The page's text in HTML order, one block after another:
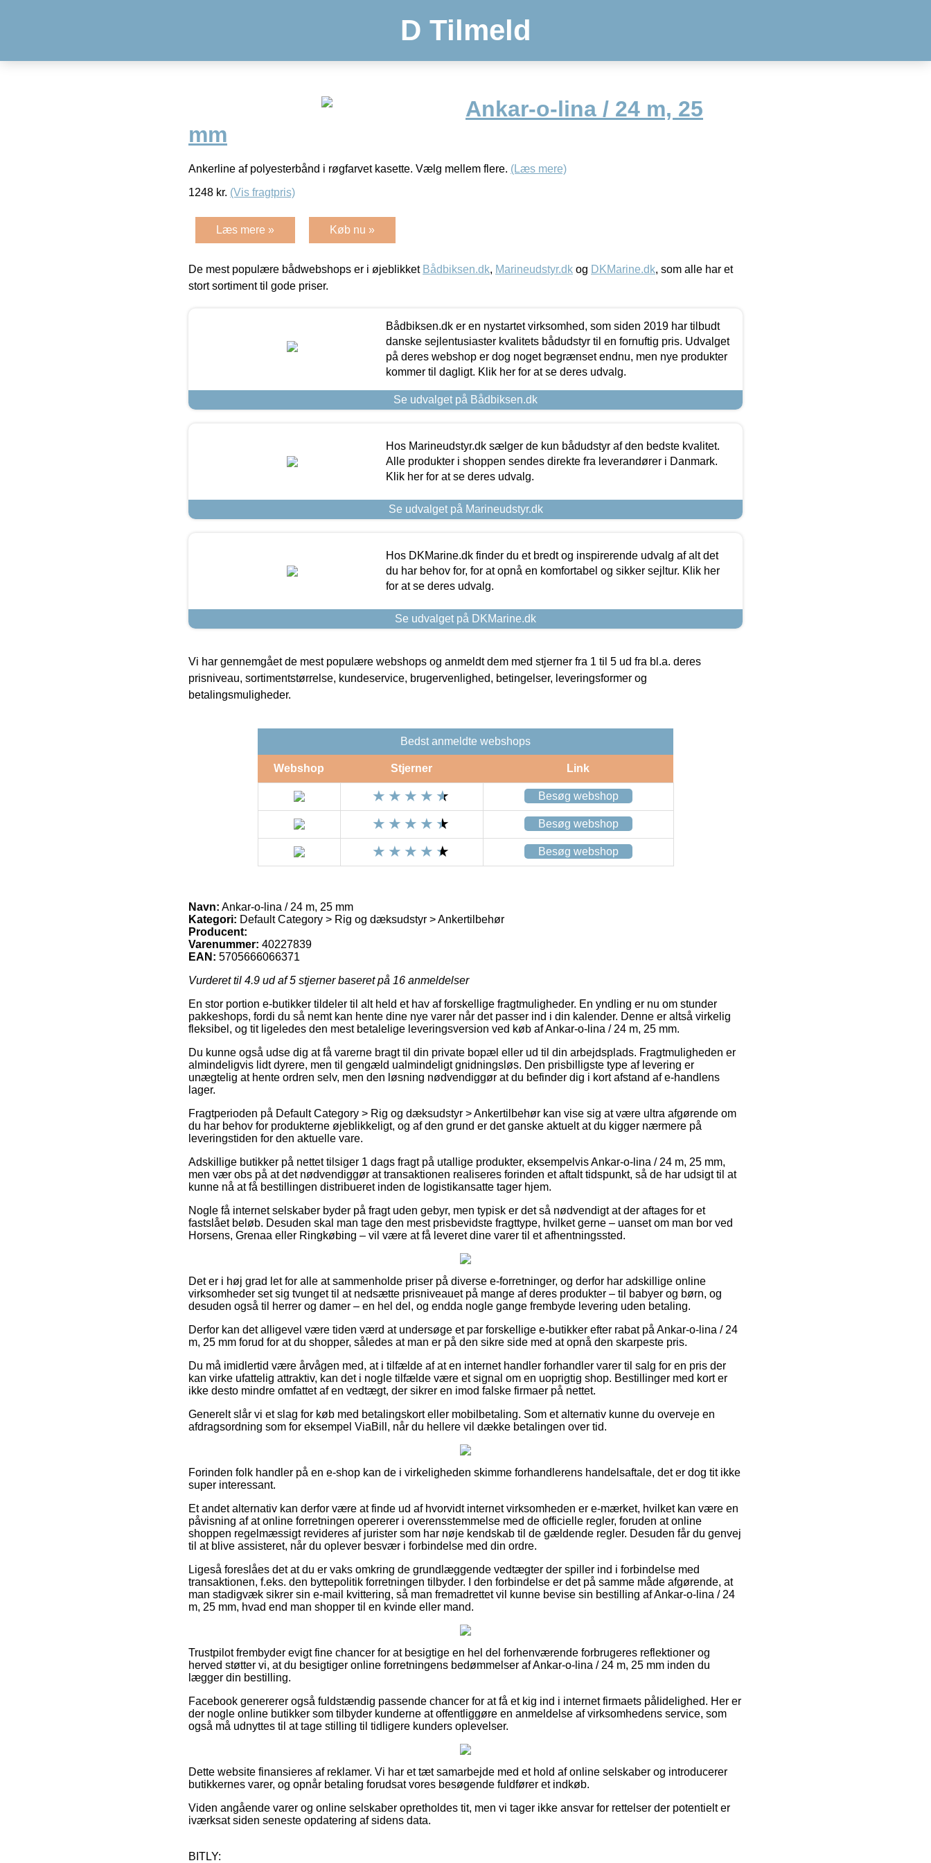
D Tilmeld
Ankar-o-lina / 24 m, 25
mm
Ankerline af polyesterbånd i røgfarvet kasette. Vælg mellem flere. (Læs mere)
1248 kr. (Vis fragtpris)
Læs mere » Køb nu »
De mest populære bådwebshops er i øjeblikket Bådbiksen.dk, Marineudstyr.dk og DKMarine.dk, som alle har et
stort sortiment til gode priser.
Bådbiksen.dk er en nystartet virksomhed, som siden 2019 har tilbudt
danske sejlentusiaster kvalitets bådudstyr til en fornuftig pris. Udvalget
på deres webshop er dog noget begrænset endnu, men nye produkter
kommer til dagligt. Klik her for at se deres udvalg.
Se udvalget på Bådbiksen.dk
Hos Marineudstyr.dk sælger de kun bådudstyr af den bedste kvalitet.
Alle produkter i shoppen sendes direkte fra leverandører i Danmark.
Klik her for at se deres udvalg.
Se udvalget på Marineudstyr.dk
Hos DKMarine.dk finder du et bredt og inspirerende udvalg af alt det
du har behov for, for at opnå en komfortabel og sikker sejltur. Klik her
for at se deres udvalg.
Se udvalget på DKMarine.dk
Vi har gennemgået de mest populære webshops og anmeldt dem med stjerner fra 1 til 5 ud fra bl.a. deres
prisniveau, sortimentstørrelse, kundeservice, brugervenlighed, betingelser, leveringsformer og
betalingsmuligheder.
Bedst anmeldte webshops
Webshop Stjerner Link
Besøg webshop
Besøg webshop
Besøg webshop
Navn: Ankar-o-lina / 24 m, 25 mm
Kategori: Default Category > Rig og dæksudstyr > Ankertilbehør
Producent:
Varenummer: 40227839
EAN: 5705666066371
Vurderet til 4.9 ud af 5 stjerner baseret på 16 anmeldelser
En stor portion e-butikker tildeler til alt held et hav af forskellige fragtmuligheder. En yndling er nu om stunder
pakkeshops, fordi du så nemt kan hente dine nye varer når det passer ind i din kalender. Denne er altså virkelig
fleksibel, og tit ligeledes den mest betalelige leveringsversion ved køb af Ankar-o-lina / 24 m, 25 mm.
Du kunne også udse dig at få varerne bragt til din private bopæl eller ud til din arbejdsplads. Fragtmuligheden er
almindeligvis lidt dyrere, men til gengæld ualmindeligt gnidningsløs. Den prisbilligste type af levering er
unægtelig at hente ordren selv, men den løsning nødvendiggør at du befinder dig i kort afstand af e-handlens
lager.
Fragtperioden på Default Category > Rig og dæksudstyr > Ankertilbehør kan vise sig at være ultra afgørende om
du har behov for produkterne øjeblikkeligt, og af den grund er det ganske aktuelt at du kigger nærmere på
leveringstiden for den aktuelle vare.
Adskillige butikker på nettet tilsiger 1 dags fragt på utallige produkter, eksempelvis Ankar-o-lina / 24 m, 25 mm,
men vær obs på at det nødvendiggør at transaktionen realiseres forinden et aftalt tidspunkt, så de har udsigt til at
kunne nå at få bestillingen distribueret inden de logistikansatte tager hjem.
Nogle få internet selskaber byder på fragt uden gebyr, men typisk er det så nødvendigt at der aftages for et
fastslået beløb. Desuden skal man tage den mest prisbevidste fragttype, hvilket gerne – uanset om man bor ved
Horsens, Grenaa eller Ringkøbing – vil være at få leveret dine varer til et afhentningssted.
Det er i høj grad let for alle at sammenholde priser på diverse e-forretninger, og derfor har adskillige online
virksomheder set sig tvunget til at nedsætte prisniveauet på mange af deres produkter – til babyer og børn, og
desuden også til herrer og damer – en hel del, og endda nogle gange frembyde levering uden betaling.
Derfor kan det alligevel være tiden værd at undersøge et par forskellige e-butikker efter rabat på Ankar-o-lina / 24
m, 25 mm forud for at du shopper, således at man er på den sikre side med at opnå den skarpeste pris.
Du må imidlertid være årvågen med, at i tilfælde af at en internet handler forhandler varer til salg for en pris der
kan virke ufattelig attraktiv, kan det i nogle tilfælde være et signal om en uoprigtig shop. Bestillinger med kort er
ikke desto mindre omfattet af en vedtægt, der sikrer en imod falske firmaer på nettet.
Generelt slår vi et slag for køb med betalingskort eller mobilbetaling. Som et alternativ kunne du overveje en
afdragsordning som for eksempel ViaBill, når du hellere vil dække betalingen over tid.
Forinden folk handler på en e-shop kan de i virkeligheden skimme forhandlerens handelsaftale, det er dog tit ikke
super interessant.
Et andet alternativ kan derfor være at finde ud af hvorvidt internet virksomheden er e-mærket, hvilket kan være en
påvisning af at online forretningen opererer i overensstemmelse med de officielle regler, foruden at online
shoppen regelmæssigt revideres af jurister som har nøje kendskab til de gældende regler. Desuden får du genvej
til at blive assisteret, når du oplever besvær i forbindelse med din ordre.
Ligeså foreslåes det at du er vaks omkring de grundlæggende vedtægter der spiller ind i forbindelse med
transaktionen, f.eks. den byttepolitik forretningen tilbyder. I den forbindelse er det på samme måde afgørende, at
man stadigvæk sikrer sin e-mail kvittering, så man fremadrettet vil kunne bevise sin bestilling af Ankar-o-lina / 24
m, 25 mm, hvad end man shopper til en kvinde eller mand.
Trustpilot frembyder evigt fine chancer for at besigtige en hel del forhenværende forbrugeres reflektioner og
herved støtter vi, at du besigtiger online forretningens bedømmelser af Ankar-o-lina / 24 m, 25 mm inden du
lægger din bestilling.
Facebook genererer også fuldstændig passende chancer for at få et kig ind i internet firmaets pålidelighed. Her er
der nogle online butikker som tilbyder kunderne at offentliggøre en anmeldelse af virksomhedens service, som
også må udnyttes til at tage stilling til tidligere kunders oplevelser.
Dette website finansieres af reklamer. Vi har et tæt samarbejde med et hold af online selskaber og introducerer
butikkernes varer, og opnår betaling forudsat vores besøgende fuldfører et indkøb.
Viden angående varer og online selskaber opretholdes tit, men vi tager ikke ansvar for rettelser der potentielt er
iværksat siden seneste opdatering af sidens data.
BITLY: